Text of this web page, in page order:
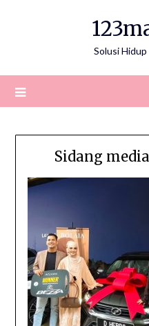
Solusi Hidup
Sidang